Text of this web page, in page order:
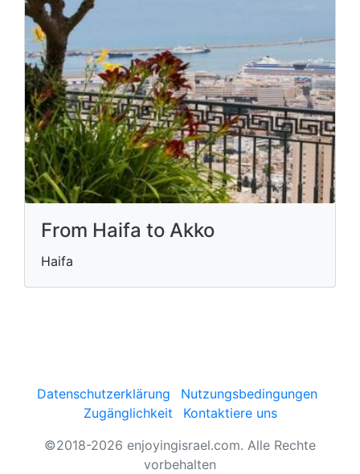
From Haifa to Akko
Haifa
Datenschutzerklärung
Nutzungsbedingungen
Zugänglichkeit
Kontaktiere uns
©2018-2026 enjoyingisrael.com. Alle Rechte
vorbehalten